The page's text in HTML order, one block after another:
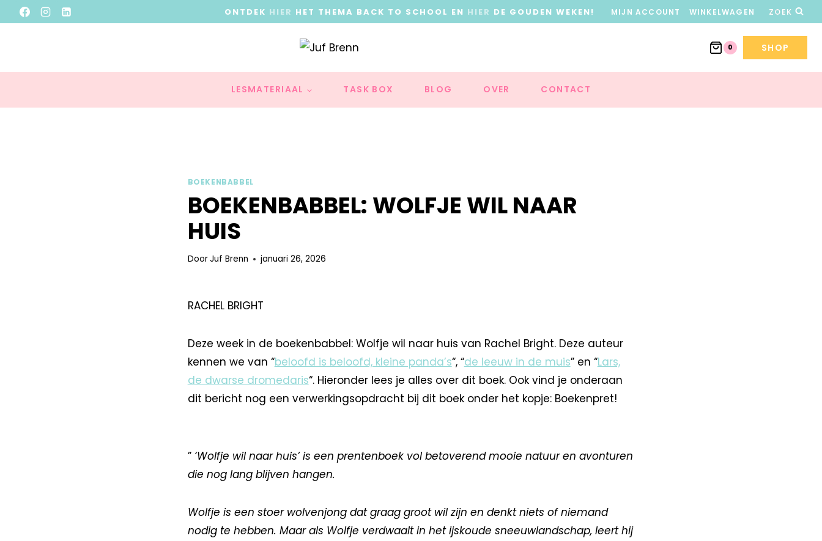
ONTDEK HIER HET THEMA BACK TO SCHOOL EN HIER DE GOUDEN WEKEN! MIJN ACCOUNT WINKELWAGEN ZOEK
0 SHOP
LESMATERIAAL TASK BOX BLOG OVER CONTACT
BOEKENBABBEL
BOEKENBABBEL: WOLFJE WIL NAAR
HUIS
DoorJuf Brenn januari 26, 2026
RACHEL BRIGHT
Deze week in de boekenbabbel: Wolfje wil naar huis van Rachel Bright. Deze auteur
kennen we van “beloofd is beloofd, kleine panda’s“, “de leeuw in de muis” en “Lars,
de dwarse dromedaris“. Hieronder lees je alles over dit boek. Ook vind je onderaan
dit bericht nog een verwerkingsopdracht bij dit boek onder het kopje: Boekenpret!
” ‘Wolfje wil naar huis’ is een prentenboek vol betoverend mooie natuur en avonturen
die nog lang blijven hangen.
Wolfje is een stoer wolvenjong dat graag groot wil zijn en denkt niets of niemand
nodig te hebben. Maar als Wolfje verdwaalt in het ijskoude sneeuwlandschap, leert hij